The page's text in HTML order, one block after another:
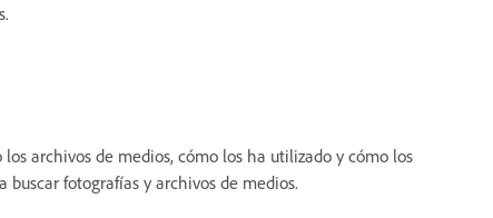
archivos de medios, cómo los ha utilizado y cómo los
fotografías y archivos de medios.